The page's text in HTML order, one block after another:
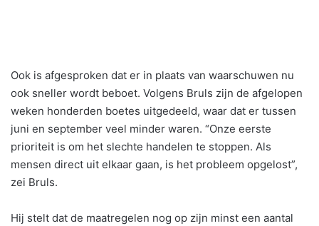
Ook is afgesproken dat er in plaats van waarschuwen nu
ook sneller wordt beboet. Volgens Bruls zijn de afgelopen
weken honderden boetes uitgedeeld, waar dat er tussen
juni en september veel minder waren. “Onze eerste
prioriteit is om het slechte handelen te stoppen. Als
mensen direct uit elkaar gaan, is het probleem opgelost”,
zei Bruls.
Hij stelt dat de maatregelen nog op zijn minst een aantal